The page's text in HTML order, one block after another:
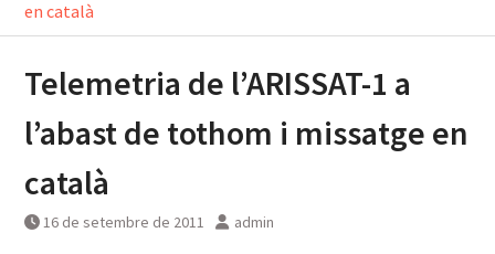
en català
Telemetria de l’ARISSAT-1 a
l’abast de tothom i missatge en
català
16 de setembre de 2011 admin